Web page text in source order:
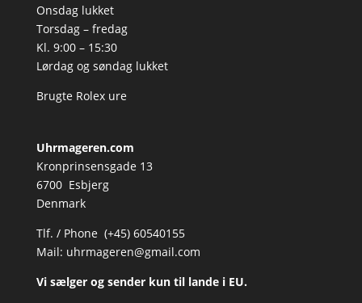
Onsdag lukket
Torsdag – fredag
Kl. 9:00 – 15:30
Lørdag og søndag lukket
Brugte Rolex ure
Uhrmageren.com
Kronprinsensgade 13
6700 Esbjerg
Denmark
Tlf. / Phone (+45) 60540155
Mail: uhrmageren@gmail.com
Vi sælger og sender kun til lande i EU.